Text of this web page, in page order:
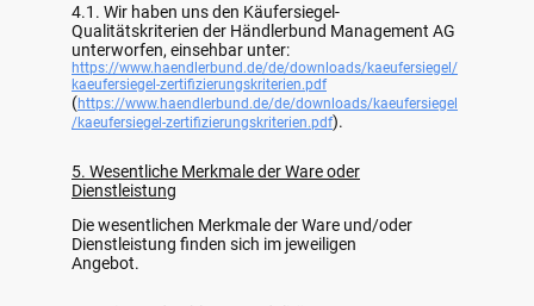
4.1. Wir haben uns den Käufersiegel-
Qualitätskriterien der Händlerbund Management AG
unterworfen, einsehbar unter:
https://www.haendlerbund.de/de/downloads/kaeufersiegel/
kaeufersiegel-zertifizierungskriterien.pdf
(https://www.haendlerbund.de/de/downloads/kaeufersiegel
/kaeufersiegel-zertifizierungskriterien.pdf).
5. Wesentliche Merkmale der Ware oder
Dienstleistung
Die wesentlichen Merkmale der Ware und/oder
Dienstleistung finden sich im jeweiligen
Angebot.